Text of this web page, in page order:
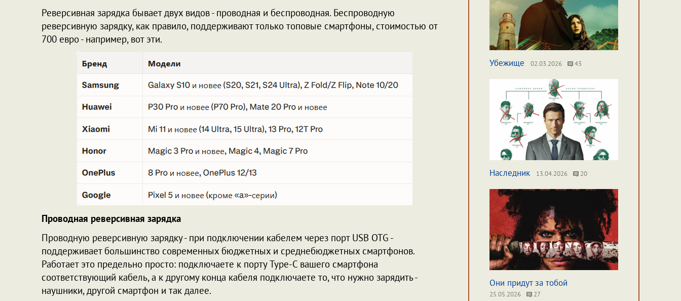
Реверсивная зарядка бывает двух видов - проводная и беспроводная. Беспроводную
реверсивную зарядку, как правило, поддерживают только топовые смартфоны, стоимостью от
700 евро - например, вот эти.
Проводная реверсивная зарядка
Проводную реверсивную зарядку - при подключении кабелем через порт USB OTG -
поддерживает большинство современных бюджетных и среднебюджетных смартфонов.
Работает это предельно просто: подключаете к порту Type-C вашего смартфона
соответствующий кабель, а к другому конца кабеля подключаете то, что нужно зарядить -
наушники, другой смартфон и так далее.
Убежище 02.03.2026 43
Наследник 13.04.2026 20
Они придут за тобой
25.05.2026 27